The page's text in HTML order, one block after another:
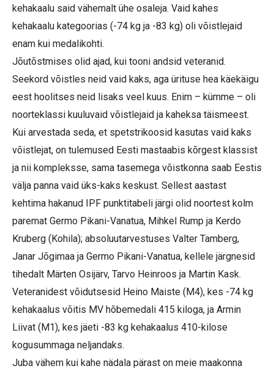
kehakaalu said vähemalt ühe osaleja. Vaid kahes
kehakaalu kategoorias (-74 kg ja -83 kg) oli võistlejaid
enam kui medalikohti.
Jõutõstmises olid ajad, kui tooni andsid veteranid.
Seekord võistles neid vaid kaks, aga ürituse hea käekäigu
eest hoolitses neid lisaks veel kuus. Enim – kümme – oli
noorteklassi kuuluvaid võistlejaid ja kaheksa täismeest.
Kui arvestada seda, et spetstrikoosid kasutas vaid kaks
võistlejat, on tulemused Eesti mastaabis kõrgest klassist
ja nii kompleksse, sama tasemega võistkonna saab Eestis
välja panna vaid üks-kaks keskust. Sellest aastast
kehtima hakanud IPF punktitabeli järgi olid noortest kolm
paremat Germo Pikani-Vanatua, Mihkel Rump ja Kerdo
Kruberg (Kohila); absoluutarvestuses Valter Tamberg,
Janar Jõgimaa ja Germo Pikani-Vanatua, kellele järgnesid
tihedalt Märten Osijärv, Tarvo Heinroos ja Martin Kask.
Veteranidest võidutsesid Heino Maiste (M4), kes -74 kg
kehakaalus võitis MV hõbemedali 415 kiloga, ja Armin
Liivat (M1), kes jäeti -83 kg kehakaalus 410-kilose
kogusummaga neljandaks.
Juba vähem kui kahe nädala pärast on meie maakonna